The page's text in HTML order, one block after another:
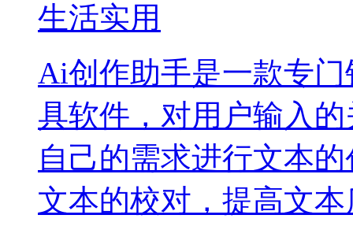
生活实用
Ai创作助手是一款专
具软件，对用户输入
自己的需求进行文本
文本的校对，提高文